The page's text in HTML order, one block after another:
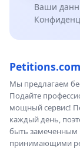
Ваши
Petitions.com
Мы предлагаем
Подайте
мощный сервис!
каждый день,
быть
принимающими